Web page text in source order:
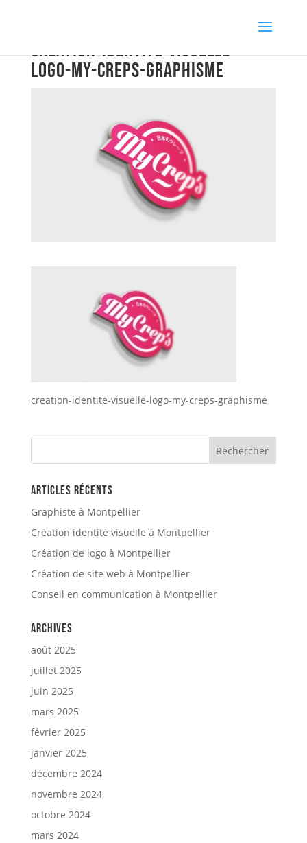
creation-identite-visuelle-
logo-my-creps-graphisme
creation-identite-visuelle-logo-my-creps-graphisme
Articles récents
Graphiste à Montpellier
Création identité visuelle à Montpellier
Création de logo à Montpellier
Création de site web à Montpellier
Conseil en communication à Montpellier
Archives
août 2025
juillet 2025
juin 2025
mars 2025
février 2025
janvier 2025
décembre 2024
novembre 2024
octobre 2024
mars 2024